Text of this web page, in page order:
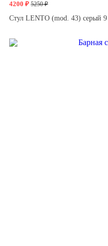
4200 ₽ 5250 ₽
Стул LENTO (mod. 43) серый 9